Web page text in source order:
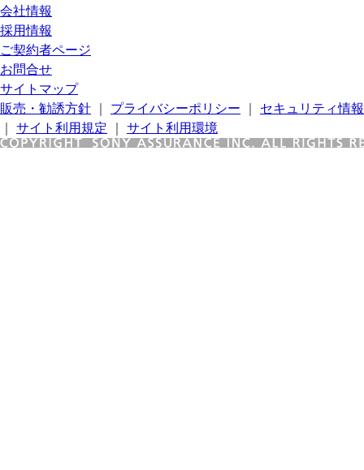
会社情報
採用情報
ご契約者ページ
お問合せ
サイトマップ
販売・勧誘方針
プライバシーポリシー
セキュリティ情報
サイト利用規定 サイト利用環境